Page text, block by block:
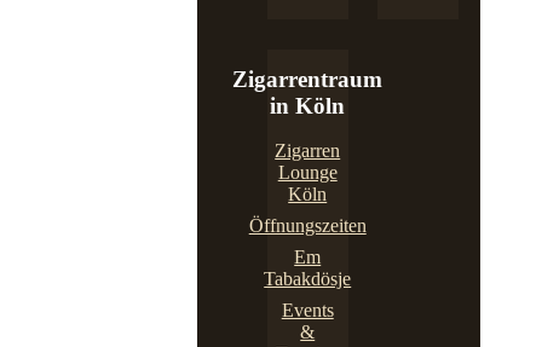
Zigarrentraum
in Köln
Zigarren
Lounge
Köln
Öffnungszeiten
Em
Tabakdösje
Events
&